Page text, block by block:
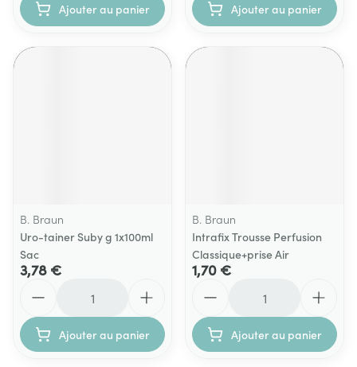
Ajouter au panier Ajouter au panier
B. Braun
Uro-tainer Suby g 1x100ml
Sac
3,78 €
Ajouter au panier
B. Braun
Intrafix Trousse Perfusion
Classique+prise Air
1,70 €
Ajouter au panier